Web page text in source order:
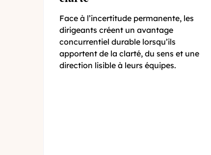
Face à l’incertitude permanente, les
dirigeants créent un avantage
concurrentiel durable lorsqu’ils
apportent de la clarté, du sens et une
direction lisible à leurs équipes.